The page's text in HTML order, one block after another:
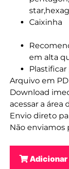
Caixinha
em alta
Arquivo em
Download
acessar a área
Envio direto
Não enviamos
Adicionar